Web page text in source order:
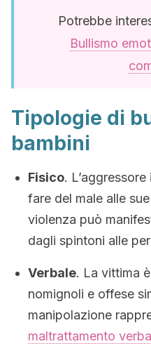
Potrebbe
Bullismo
Tipologie di
bambini
Fisico.
fare del male alle
violenza può
dagli spintoni alle
Verbale. La vittima
nomignoli e offese
manipolazione
maltrattamento